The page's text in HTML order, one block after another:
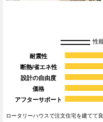
性
耐震性
断熱/省エネ性
設計の自由度
価格
アフターサポート
ロータリーハウスで注文住宅を建てて